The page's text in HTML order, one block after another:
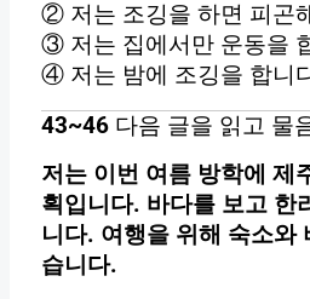
② 저는 조깅을 하면 피곤
③ 저는 집에서만 운동을
④ 저는 밤에 조깅을 합니
43~46다음 글을 읽고 물
저는 이번 여름 방학에 제
획입니다. 바다를 보고 한
니다. 여행을 위해 숙소와
습니다.